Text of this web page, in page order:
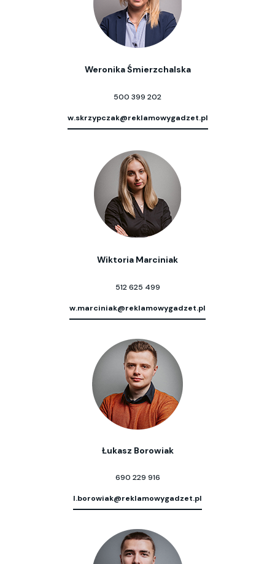
Weronika Śmierzchalska
500 399 202
w.skrzypczak@reklamowygadzet.pl
Wiktoria Marciniak
512 625 499
w.marciniak@reklamowygadzet.pl
Łukasz Borowiak
690 229 916
l.borowiak@reklamowygadzet.pl